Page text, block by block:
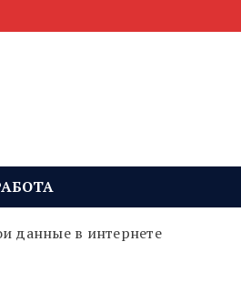
данные в интернете